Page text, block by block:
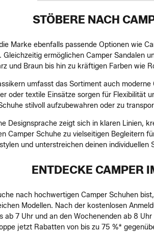
STÖBERE NACH
Marke ebenfalls passende Optionen wie
Gleichzeitig ermöglichen Camper Sandalen
und Braun bis hin zu kräftigen Farben wie
umfasst das Sortiment auch
oder textile Einsätze sorgen für Flexibilität
stilvoll aufzubewahren oder zu
Designsprache zeigt sich in klaren Linien,
Camper Schuhe zu vielseitigen Begleitern
und unterstreichen deinen individuellen
ENTDECKE CAMPER
nach hochwertigen Camper Schuhen
Modellen. Nach der kostenlosen
ab 7 Uhr und an den Wochenenden ab 8
jetzt Rabatten von bis zu 75 %*